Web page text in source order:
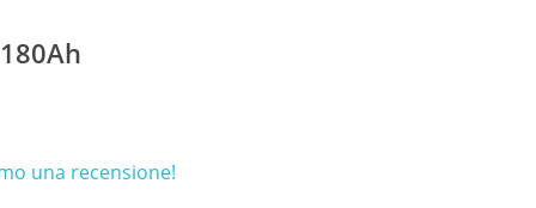
una recensione!